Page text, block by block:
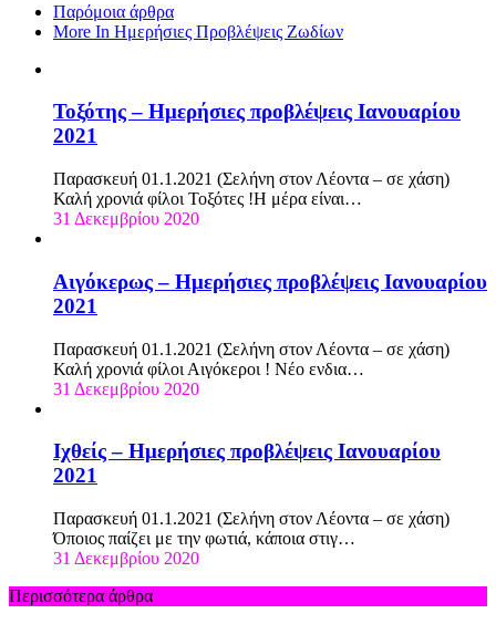
Παρόμοια άρθρα
More In Ημερήσιες Προβλέψεις Ζωδίων
Τοξότης – Ημερήσιες προβλέψεις Ιανουαρίου
2021
Παρασκευή 01.1.2021 (Σελήνη στον Λέοντα – σε χάση)
Καλή χρονιά φίλοι Τοξότες !Η μέρα είναι…
31 Δεκεμβρίου 2020
Αιγόκερως – Ημερήσιες προβλέψεις Ιανουαρίου
2021
Παρασκευή 01.1.2021 (Σελήνη στον Λέοντα – σε χάση)
Καλή χρονιά φίλοι Αιγόκεροι ! Νέο ενδια…
31 Δεκεμβρίου 2020
Ιχθείς – Ημερήσιες προβλέψεις Ιανουαρίου
2021
Παρασκευή 01.1.2021 (Σελήνη στον Λέοντα – σε χάση)
Όποιος παίζει με την φωτιά, κάποια στιγ…
31 Δεκεμβρίου 2020
Περισσότερα άρθρα